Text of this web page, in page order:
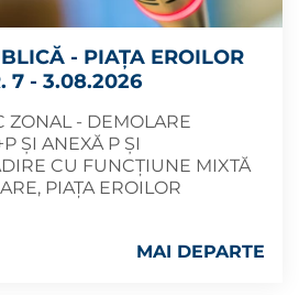
- PIAȚA EROILOR
7 - 3.08.2026
ZONAL - DEMOLARE
ȘI ANEXĂ P ȘI
CU FUNCȚIUNE MIXTĂ
PIAȚA EROILOR
MAI DEPARTE